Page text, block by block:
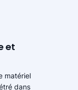
et
matériel
dans